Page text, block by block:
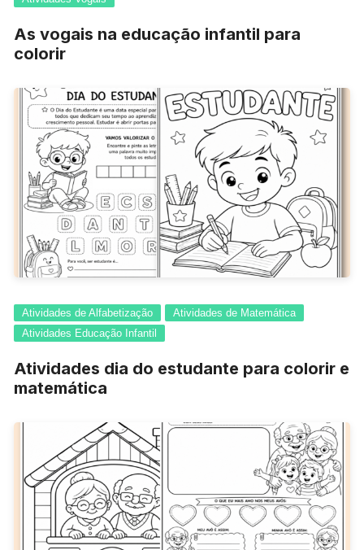
As vogais na educação infantil para
colorir
Atividades de Alfabetização
Atividades de Matemática
Atividades Educação Infantil
Atividades dia do estudante para colorir e
matemática